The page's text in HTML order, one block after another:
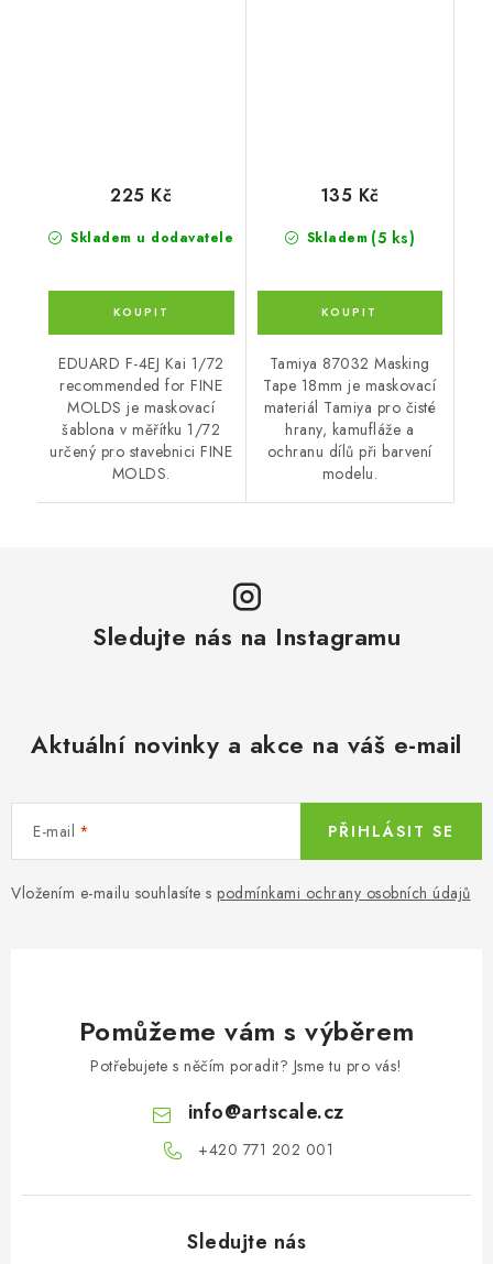
Skladem u dodavatele
225 Kč
EDUARD F-4EJ Kai 1/72
recommended for FINE
MOLDS je maskovací
šablona v měřítku 1/72
určený pro stavebnici FINE
MOLDS.
Skladem (5 ks)
135 Kč
Tamiya 87032 Masking
Tape 18mm je maskovací
materiál Tamiya pro čisté
hrany, kamufláže a
ochranu dílů při barvení
modelu.
Sledujte nás na Instagramu
Aktuální novinky a akce na váš e-mail
E-mail
Vložením e-mailu souhlasíte s podmínkami ochrany osobních údajů
PŘIHLÁSIT SE
Pomůžeme vám s výběrem
Potřebujete s něčím poradit? Jsme tu pro vás!
info@artscale.cz
+420 771 202 001​